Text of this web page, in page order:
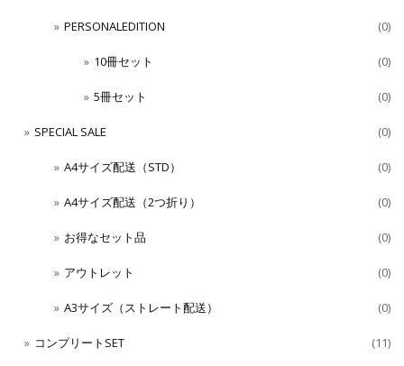
PERSONALEDITION (0)
10冊セット (0)
5冊セット (0)
SPECIAL SALE (0)
A4サイズ配送（STD） (0)
A4サイズ配送（2つ折り） (0)
お得なセット品 (0)
アウトレット (0)
A3サイズ（ストレート配送） (0)
コンプリートSET (11)